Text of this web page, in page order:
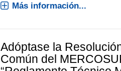
Más información...
Adóptase la
Común del